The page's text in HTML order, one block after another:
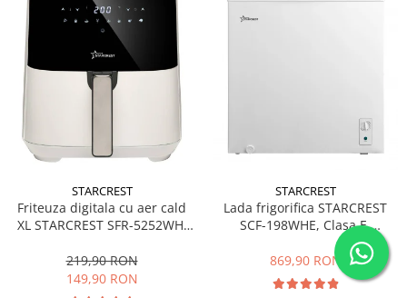
STARCREST
Friteuza digitala cu aer cald
XL STARCREST SFR-5252WH,
200 °C, 8 programe
predefinite, Alb
219,90 RON
149,90 RON
STARCREST
Lada frigorifica STARCREST
SCF-198WHE, Clasa E,
Capacitate 198L, Sistem
convertibil - functie frigider,
Termostat reglabil, Alb
869,90 RON